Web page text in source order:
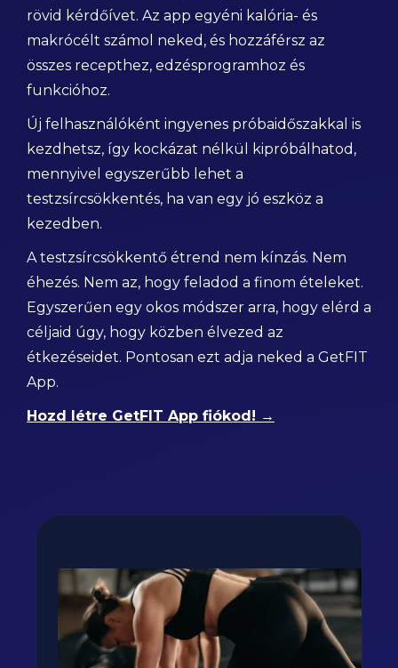
rövid kérdőívet. Az app egyéni kalória- és
makrócélt számol neked, és hozzáférsz az
összes recepthez, edzésprogramhoz és
funkcióhoz.
Új felhasználóként ingyenes próbaidőszakkal is
kezdhetsz, így kockázat nélkül kipróbálhatod,
mennyivel egyszerűbb lehet a
testzsírcsökkentés, ha van egy jó eszköz a
kezedben.
A testzsírcsökkentő étrend nem kínzás. Nem
éhezés. Nem az, hogy feladod a finom ételeket.
Egyszerűen egy okos módszer arra, hogy elérd a
céljaid úgy, hogy közben élvezed az
étkezéseidet. Pontosan ezt adja neked a GetFIT
App.
Hozd létre GetFIT App fiókod! →
Fogyj, izmosodj te is a
GetFIT App-al!
Kalória és tápanyag terv, több száz recept,